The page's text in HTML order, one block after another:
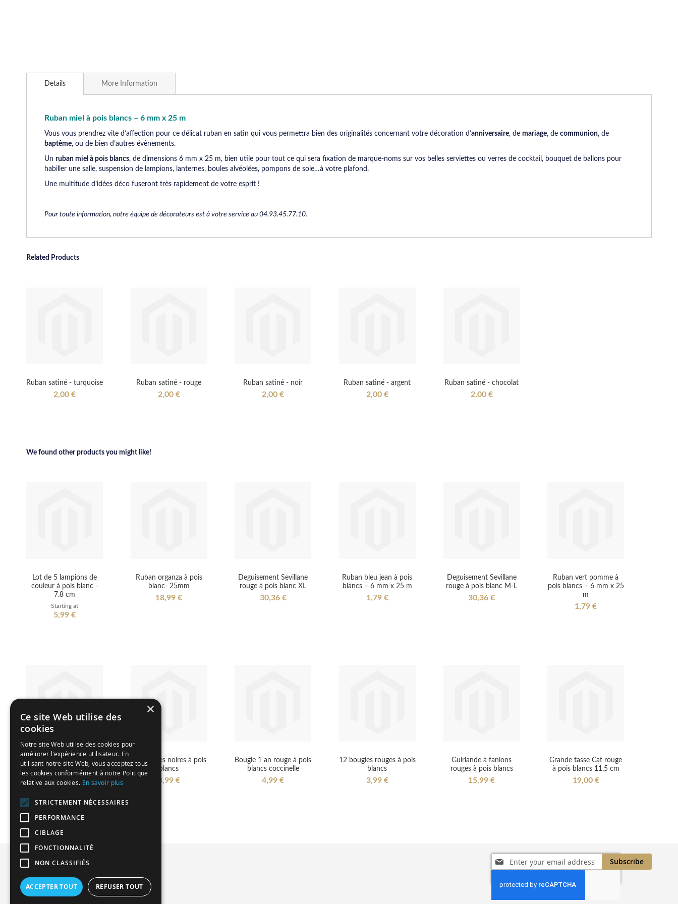
to
Details
Ruban miel à pois blancs – 6 mm x 25 m
Vous vous prendrez vite d’affection pour ce délicat ruban en satin qui vous permettra bien des originalités concernant votre décoration d’anniversaire, de mariage, de communion, de
baptême, ou de bien d’autres évènements.
Un ruban miel à pois blancs, de dimensions 6 mm x 25 m, bien utile pour tout ce qui sera fixation de marque-noms sur vos belles serviettes ou verres de cocktail, bouquet de ballons pour
habiller une salle, suspension de lampions, lanternes, boules alvéolées, pompons de soie…à votre plafond.
Une multitude d’idées déco fuseront très rapidement de votre esprit !
Pour toute information, notre équipe de décorateurs est à votre service au 04.93.45.77.10.
More Information
Related Products
Ruban satiné - turquoise
2,00 €
Ruban satiné - rouge
2,00 €
Ruban satiné - noir
2,00 €
Ruban satiné - argent
2,00 €
Ruban satiné - chocolat
2,00 €
We found other products you might like!
Lot de 5 lampions de
couleur à pois blanc -
7.8 cm
Starting at
5,99 €
Ruban organza à pois
blanc- 25mm
18,99 €
Deguisement Sevillane
rouge à pois blanc XL
30,36 €
Ruban bleu jean à pois
blancs – 6 mm x 25 m
1,79 €
Deguisement Sevillane
rouge à pois blanc M-L
30,36 €
Ruban vert pomme à
pois blancs – 6 mm x 25
m
1,79 €
Ruban noir à pois blancs
– 6 mm x 25 m
1,79 €
12 bougies noires à pois
blancs
3,99 €
Bougie 1 an rouge à pois
blancs coccinelle
4,99 €
12 bougies rouges à pois
blancs
3,99 €
Guirlande à fanions
rouges à pois blancs
15,99 €
Grande tasse Cat rouge
à pois blancs 11,5 cm
19,00 €
Sign
Up
Our
Newsletter:
Subscribe
Privacy and Cookie Policy
Orders and Returns
×
Ce site Web utilise des
cookies
Notre site Web utilise des cookies pour
améliorer l'expérience utilisateur. En
utilisant notre site Web, vous acceptez tous
les cookies conformément à notre Politique
relative aux cookies. En savoir plus
STRICTEMENT NÉCESSAIRES
PERFORMANCE
CIBLAGE
FONCTIONNALITÉ
NON CLASSIFIÉS
ACCEPTER TOUT REFUSER TOUT